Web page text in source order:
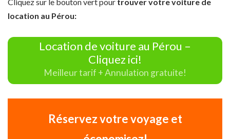
location au Pérou:
Location de voiture au Pérou –
Cliquez ici!
Meilleur tarif + Annulation gratuite!
Réservez votre voyage et